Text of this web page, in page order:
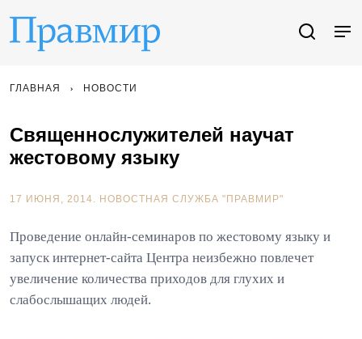
ГЛАВНАЯ НОВОСТИ
Священнослужителей научат
жестовому языку
17 ИЮНЯ, 2014. НОВОСТНАЯ СЛУЖБА "ПРАВМИР"
Проведение онлайн-семинаров по жестовому языку и
запуск интернет-сайта Центра неизбежно повлечет
увеличение количества приходов для глухих и
слабослышащих людей.